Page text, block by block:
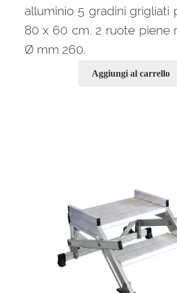
alluminio 5 gradini grigliati
80 x 60 cm. 2 ruote piene
Ø mm 260.
Aggiungi al carrello